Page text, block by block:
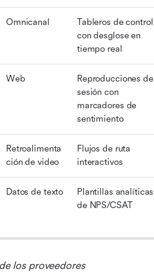
Omnicanal
Tableros de control
con desglose en
tiempo real
Web
Reproducciones de
sesión con
marcadores de
sentimiento
Retroalimenta
ción de video
Flujos de ruta
interactivos
Datos de texto
Plantillas analíticas
de NPS/CSAT
los proveedores